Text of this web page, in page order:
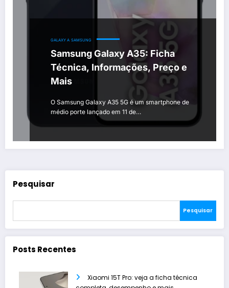
GALAXY A SAMSUNG
Samsung Galaxy A35: Ficha
Técnica, Informações, Preço e
Mais
O Samsung Galaxy A35 5G é um smartphone de
médio porte lançado em 11 de…
Pesquisar
Pesquisar
Posts Recentes
Xiaomi 15T Pro: veja a ficha técnica